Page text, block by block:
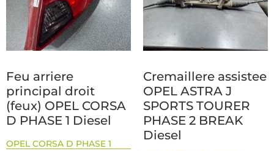
Feu arriere
principal droit
(feux) OPEL CORSA
D PHASE 1 Diesel
OPEL CORSA D PHASE 1
Cremaillere assistee
OPEL ASTRA J
SPORTS TOURER
PHASE 2 BREAK
Diesel